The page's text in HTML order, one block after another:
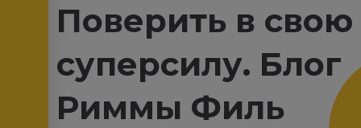
Поверить в свою
суперсилу. Блог
Риммы Филь